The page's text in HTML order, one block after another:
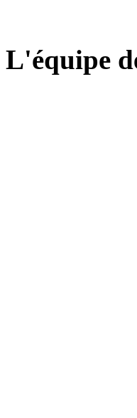
L'équipe